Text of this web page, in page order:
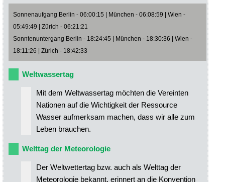
Sonnenaufgang Berlin - 06:00:15 | München - 06:08:59 | Wien -
05:49:49 | Zürich - 06:21:21
Sonntenuntergang Berlin - 18:24:45 | München - 18:30:36 | Wien -
18:11:26 | Zürich - 18:42:33
Weltwassertag
Mit dem Weltwassertag möchten die Vereinten
Nationen auf die Wichtigkeit der Ressource
Wasser aufmerksam machen, dass wir alle zum
Leben brauchen.
Welttag der Meteorologie
Der Weltwettertag bzw. auch als Welttag der
Meteorologie bekannt, erinnert an die Konvention